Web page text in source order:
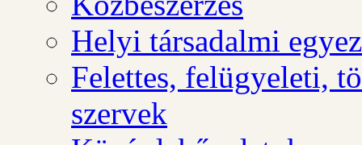
Helyi társadalmi
Felettes, felügyeleti,
szervek